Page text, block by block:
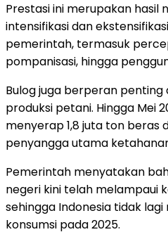
Prestasi ini merupakan hasil
intensifikasi dan
pemerintah, termasuk
pompanisasi, hingga
Bulog juga berperan
produksi petani. Hingga Mei
menyerap 1,8 juta ton beras
penyangga utama
Pemerintah menyatakan
negeri kini telah melampaui
sehingga Indonesia tidak
konsumsi pada 2025.